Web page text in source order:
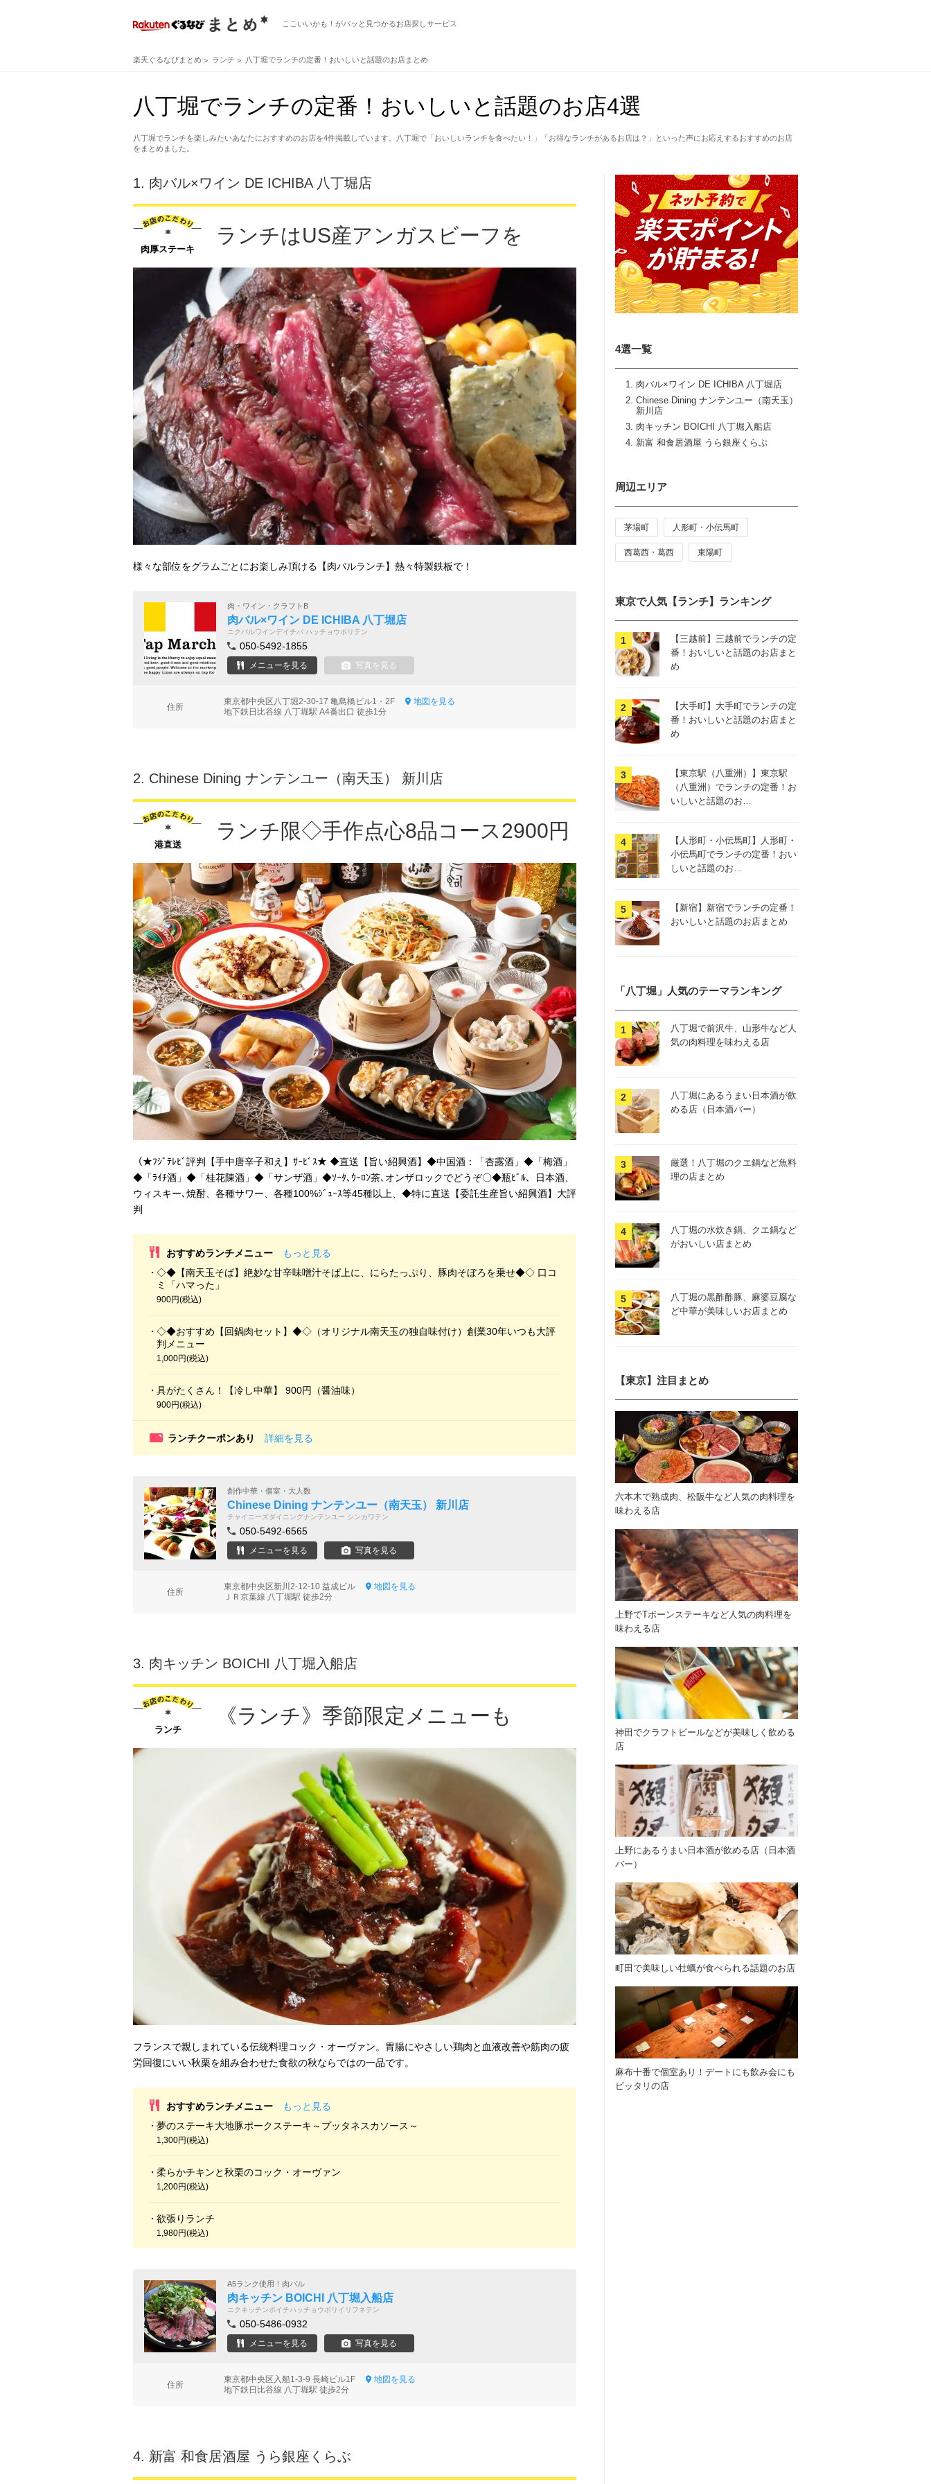
ここいいかも！がパッと見つかるお店探しサービス
楽天ぐるなびまとめ ランチ 八丁堀でランチの定番！おいしいと話題のお店まとめ
八丁堀でランチの定番！おいしいと話題のお店4選
八丁堀でランチを楽しみたいあなたにおすすめのお店を4件掲載しています。八丁堀で「おいしいランチを食べたい！」「お得なランチがあるお店は？」といった声にお応えするおすすめのお店
をまとめました。
4選一覧
肉バル×ワイン DE ICHIBA 八丁堀店
Chinese Dining ナンテンユー（南天玉）
新川店
肉キッチン BOICHI 八丁堀入船店
新富 和食居酒屋 うら銀座くらぶ
1. 肉バル×ワイン DE ICHIBA 八丁堀店
肉厚ステーキ
ランチはUS産アンガスビーフを
様々な部位をグラムごとにお楽しみ頂ける【肉バルランチ】熱々特製鉄板で！
肉・ワイン・クラフトB
肉バル×ワイン DE ICHIBA 八丁堀店
ニクバルワインデイチバ ハッチョウボリテン
050-5492-1855
メニューを見る 写真を見る
住所
東京都中央区八丁堀2-30-17 亀島橋ビル1・2F
地図を見る
地下鉄日比谷線 八丁堀駅 A4番出口 徒歩1分
2. Chinese Dining ナンテンユー（南天玉） 新川店
港直送
ランチ限◇手作点心8品コース2900円
（★ﾌｼﾞﾃﾚﾋﾞ評判【手中唐辛子和え】ｻｰﾋﾞｽ★ ◆直送【旨い紹興酒】◆中国酒：「杏露酒」◆「梅酒」
◆「ﾗｲﾁ酒」◆「桂花陳酒」◆「サンザ酒」◆ｿｰﾀ､ｳｰﾛﾝ茶､オンザロックでどうぞ〇◆瓶ﾋﾞﾙ、日本酒、
ウィスキー､焼酎、各種サワー、各種100%ｼﾞｭｰｽ等45種以上、◆特に直送【委託生産旨い紹興酒】大評
判
おすすめランチメニュー
もっと見る
◇◆【南天玉そば】絶妙な甘辛味噌汁そば上に、にらたっぷり、豚肉そぼろを乗せ◆◇ 口コ
ミ「ハマった」
900円(税込)
◇◆おすすめ【回鍋肉セット】◆◇（オリジナル南天玉の独自味付け）創業30年いつも大評
判メニュー
1,000円(税込)
具がたくさん！【冷し中華】 900円（醤油味）
900円(税込)
ランチクーポンあり 詳細を見る
創作中華・個室・大人数
Chinese Dining ナンテンユー（南天玉） 新川店
チャイニーズダイニングナンテンユー シンカワテン
050-5492-6565
メニューを見る 写真を見る
住所
東京都中央区新川2-12-10 益成ビル
地図を見る
ＪＲ京葉線 八丁堀駅 徒歩2分
3. 肉キッチン BOICHI 八丁堀入船店
ランチ
《ランチ》季節限定メニューも
フランスで親しまれている伝統料理コック・オーヴァン。胃腸にやさしい鶏肉と血液改善や筋肉の疲
労回復にいい秋栗を組み合わせた食欲の秋ならではの一品です。
おすすめランチメニュー
もっと見る
夢のステーキ大地豚ポークステーキ～プッタネスカソース～
1,300円(税込)
柔らかチキンと秋栗のコック・オーヴァン
1,200円(税込)
欲張りランチ
1,980円(税込)
A5ランク使用！肉バル
肉キッチン BOICHI 八丁堀入船店
ニクキッチンボイチハッチョウボリイリフネテン
050-5486-0932
メニューを見る 写真を見る
住所
東京都中央区入船1-3-9 長崎ビル1F
地図を見る
地下鉄日比谷線 八丁堀駅 徒歩2分
4. 新富 和食居酒屋 うら銀座くらぶ
周辺エリア
茅場町 人形町・小伝馬町
西葛西・葛西 東陽町
東京で人気【ランチ】ランキング
【三越前】三越前でランチの定
番！おいしいと話題のお店まと
め
【大手町】大手町でランチの定
番！おいしいと話題のお店まと
め
【東京駅（八重洲）】東京駅
（八重洲）でランチの定番！お
いしいと話題のお…
【人形町・小伝馬町】人形町・
小伝馬町でランチの定番！おい
しいと話題のお…
【新宿】新宿でランチの定番！
おいしいと話題のお店まとめ
「八丁堀」人気のテーマランキング
八丁堀で前沢牛、山形牛など人
気の肉料理を味わえる店
八丁堀にあるうまい日本酒が飲
める店（日本酒バー）
厳選！八丁堀のクエ鍋など魚料
理の店まとめ
八丁堀の水炊き鍋、クエ鍋など
がおいしい店まとめ
八丁堀の黒酢酢豚、麻婆豆腐な
ど中華が美味しいお店まとめ
【東京】注目まとめ
六本木で熟成肉、松阪牛など人気の肉料理を
味わえる店
上野でTボーンステーキなど人気の肉料理を
味わえる店
神田でクラフトビールなどが美味しく飲める
店
上野にあるうまい日本酒が飲める店（日本酒
バー）
町田で美味しい牡蠣が食べられる話題のお店
麻布十番で個室あり！デートにも飲み会にも
ピッタリの店